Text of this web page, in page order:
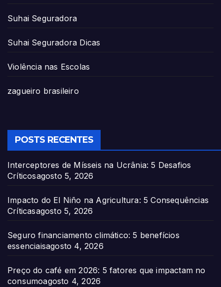
Suhai Seguradora
Suhai Seguradora Dicas
Violência nas Escolas
zagueiro brasileiro
POSTS RECENTES
Interceptores de Mísseis na Ucrânia: 5 Desafios
Críticosagosto 5, 2026
Impacto do El Niño na Agricultura: 5 Consequências
Críticasagosto 5, 2026
Seguro financiamento climático: 5 benefícios
essenciaisagosto 4, 2026
Preço do café em 2026: 5 fatores que impactam no
consumoagosto 4, 2026